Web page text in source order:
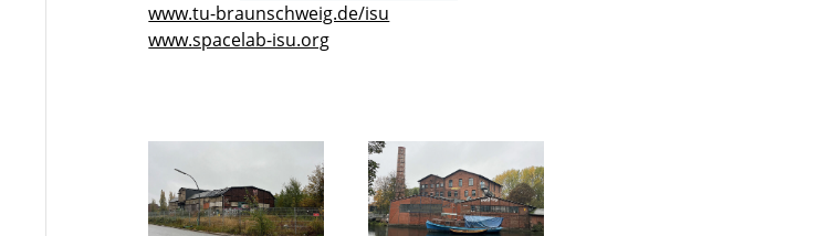
www.tu-braunschweig.de/isu
www.spacelab-isu.org